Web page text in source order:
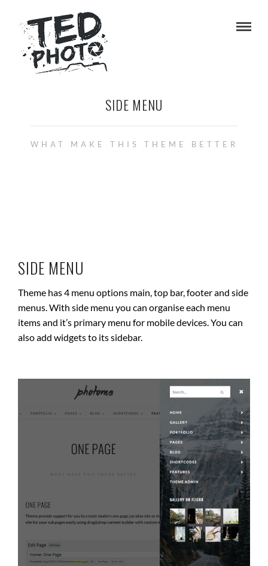
SIDE MENU
WHAT MAKE THIS THEME BETTER
SIDE MENU
Theme has 4 menu options main, top bar, footer and side
menus. With side menu you can organise each menu
items and it’s primary menu for mobile devices. You can
also add widgets to its sidebar.